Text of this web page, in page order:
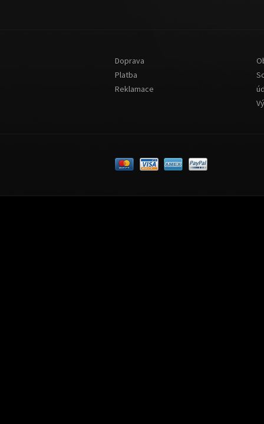
Doprava
Platba
Reklamace